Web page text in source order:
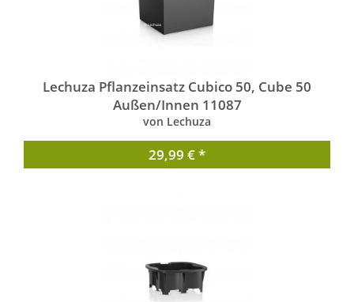
Lechuza Pflanzeinsatz Cubico 50, Cube 50
Außen/Innen 11087
von Lechuza
29,99 € *